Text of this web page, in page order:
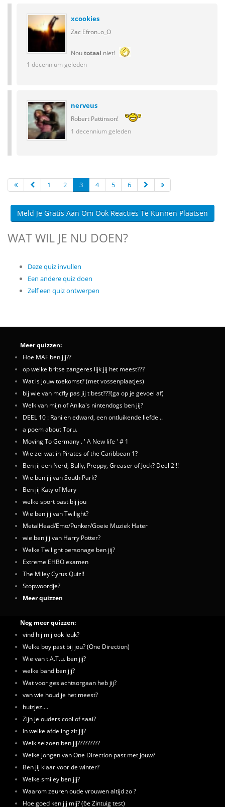
xcookies
Zac Efron..o_O
Noutotaal niet!
1 decennium geleden
nerveus
Robert Pattinson!
1 decennium geleden
1 2 3 4 5 6
Meld Je Gratis Aan Om Ook Reacties Te Kunnen Plaatsen
WAT WIL JE NU DOEN?
Deze quiz invullen
Een andere quiz doen
Zelf een quiz ontwerpen
Meer quizzen:
Hoe MAF ben jij??
op welke britse zangeres lijk jij het meest???
Wat is jouw toekomst? (met vossenplaatjes)
bij wie van mcfly pas jij t best???(ga op je gevoel af)
Welk van mijn of Anika's nintendogs ben jij?
DEEL 10 : Rani en edward, een ontluikende liefde ..
a poem about Toru.
Moving To Germany . ' A New life ' # 1
Wie zei wat in Pirates of the Caribbean 1?
Ben jij een Nerd, Bully, Preppy, Greaser of Jock? Deel 2 !!
Wie ben jij van South Park?
Ben jij Katy of Mary
welke sport past bij jou
Wie ben jij van Twilight?
MetalHead/Emo/Punker/Goeie Muziek Hater
wie ben jij van Harry Potter?
Welke Twilight personage ben jij?
Extreme EHBO examen
The Miley Cyrus Quiz!!
Stopwoordje?
Meer quizzen
Nog meer quizzen:
vind hij mij ook leuk?
Welke boy past bij jou? (One Direction)
Wie van t.A.T.u. ben jij?
welke band ben jij?
Wat voor geslachtsorgaan heb jij?
van wie houd je het meest?
huizjez....
Zijn je ouders cool of saai?
In welke afdeling zit jij?
Welk seizoen ben jij?????????
Welke jongen van One Direction past met jouw?
Ben jij klaar voor de winter?
Welke smiley ben jij?
Waarom zeuren oude vrouwen altijd zo ?
Hoe goed ken jij mij? (6e Zintuig test)